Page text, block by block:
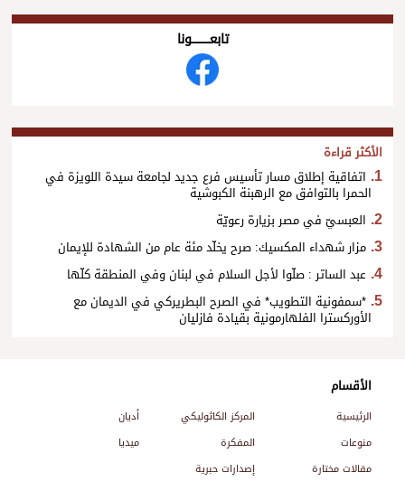
تابعــــــــــونا
الأكثر قراءة
اتفاقية إطلاق مسار تأسيس فرع جديد لجامعة سيدة اللويزة في
الحمرا بالتوافق مع الرهبنة الكبوشية
العبسيّ في مصر بزيارة رعويّة
مزار شهداء المكسيك: صرح يخلّد مئة عام من الشهادة للإيمان
عبد الساتر : صلّوا لأجل السلام في لبنان وفي المنطقة كلّها
*سمفونية التطويب* في الصرح البطريركي في الديمان مع
الأوركسترا الفلهارمونية بقيادة فازليان
الأقسام
الرئيسية المركز الكاثوليكي
أديان
منوعات
المفكرة
ميديا
مقالات مختارة
إصدارات حبرية